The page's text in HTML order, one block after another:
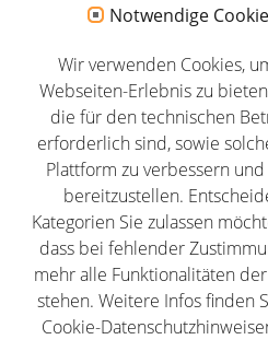
Impressum
Datenschutz
AGB
Newsletter
Partner
Notwendige
Wir verwenden Cookies,
Webseiten-Erlebnis zu
die für den technischen
erforderlich sind, sowie
Plattform zu verbessern
bereitzustellen.
Kategorien Sie zulassen
dass bei fehlender
mehr alle Funktionalitäten
stehen. Weitere Infos finden
Cookie-